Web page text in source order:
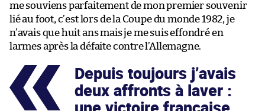
me souviens parfaitement de mon premier souvenir
lié au foot, c’est lors de la Coupe du monde 1982, je
n’avais que huit ans mais je me suis effondré en
larmes après la défaite contre l’Allemagne.
Depuis toujours j’avais
deux affronts à laver :